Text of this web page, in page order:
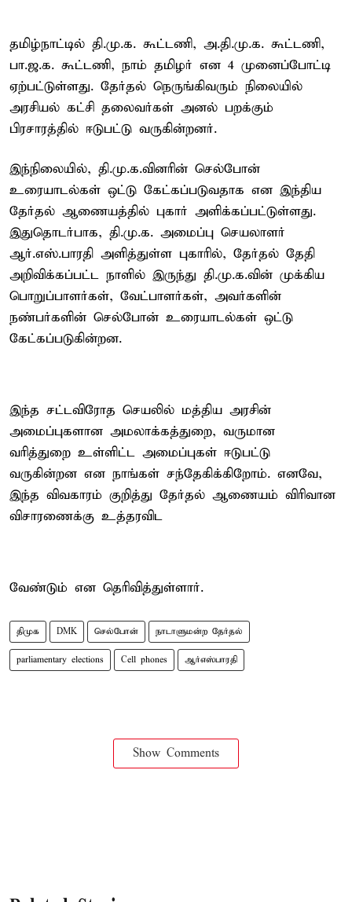
தமிழ்நாட்டில் தி.மு.க. கூட்டணி, அ.தி.மு.க. கூட்டணி,
பா.ஜ.க. கூட்டணி, நாம் தமிழர் என 4 முனைப்போட்டி
ஏற்பட்டுள்ளது. தேர்தல் நெருங்கிவரும் நிலையில்
அரசியல் கட்சி தலைவர்கள் அனல் பறக்கும்
பிரசாரத்தில் ஈடுபட்டு வருகின்றனர்.
இந்நிலையில், தி.மு.க.வினரின் செல்போன்
உரையாடல்கள் ஒட்டு கேட்கப்படுவதாக என இந்திய
தேர்தல் ஆணையத்தில் புகார் அளிக்கப்பட்டுள்ளது.
இதுதொடர்பாக, தி.மு.க. அமைப்பு செயலாளர்
ஆர்.எஸ்.பாரதி அளித்துள்ள புகாரில், தேர்தல் தேதி
அறிவிக்கப்பட்ட நாளில் இருந்து தி.மு.க.வின் முக்கிய
பொறுப்பாளர்கள், வேட்பாளர்கள், அவர்களின்
நண்பர்களின் செல்போன் உரையாடல்கள் ஒட்டு
கேட்கப்படுகின்றன.
இந்த சட்டவிரோத செயலில் மத்திய அரசின்
அமைப்புகளான அமலாக்கத்துறை, வருமான
வரித்துறை உள்ளிட்ட அமைப்புகள் ஈடுபட்டு
வருகின்றன என நாங்கள் சந்தேகிக்கிறோம். எனவே,
இந்த விவகாரம் குறித்து தேர்தல் ஆணையம் விரிவான
விசாரணைக்கு உத்தரவிட
வேண்டும் என தெரிவித்துள்ளார்.
திமுக DMK செல்போன் நாடாளுமன்ற தேர்தல்
parliamentary elections Cell phones ஆர்எஸ்பாரதி
Show Comments